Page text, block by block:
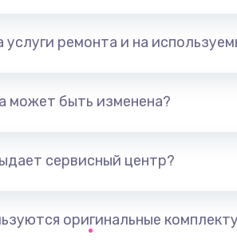
услуги ремонта и на
может быть изменена?
сервисный центр?
оригинальные